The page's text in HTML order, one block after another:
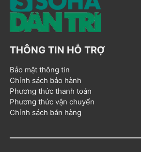
THÔNG TIN HỖ TRỢ
Bảo mật thông tin
Chính sách bảo hành
Phương thức thanh toán
Phương thức vận chuyển
Chính sách bán hàng